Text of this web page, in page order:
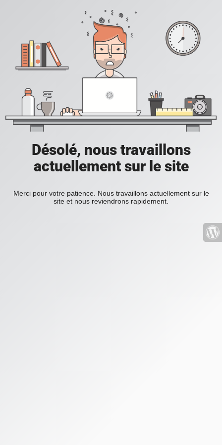
Désolé, nous travaillons
actuellement sur le site
Merci pour votre patience. Nous travaillons actuellement sur le
site et nous reviendrons rapidement.